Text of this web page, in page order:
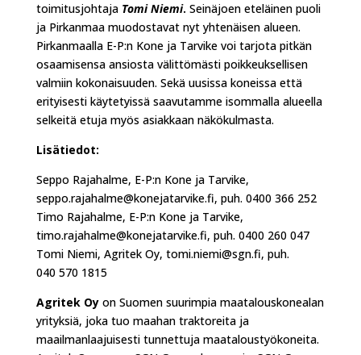
toimitusjohtaja Tomi Niemi. Seinäjoen eteläinen puoli
ja Pirkanmaa muodostavat nyt yhtenäisen alueen.
Pirkanmaalla E-P:n Kone ja Tarvike voi tarjota pitkän
osaamisensa ansiosta välittömästi poikkeuksellisen
valmiin kokonaisuuden. Sekä uusissa koneissa että
erityisesti käytetyissä saavutamme isommalla alueella
selkeitä etuja myös asiakkaan näkökulmasta.
Lisätiedot:
Seppo Rajahalme, E-P:n Kone ja Tarvike,
seppo.rajahalme@konejatarvike.fi, puh. 0400 366 252
Timo Rajahalme, E-P:n Kone ja Tarvike,
timo.rajahalme@konejatarvike.fi, puh. 0400 260 047
Tomi Niemi, Agritek Oy, tomi.niemi@sgn.fi, puh.
040 570 1815
Agritek Oyon Suomen suurimpia maatalouskonealan
yrityksiä, joka tuo maahan traktoreita ja
maailmanlaajuisesti tunnettuja maataloustyökoneita.